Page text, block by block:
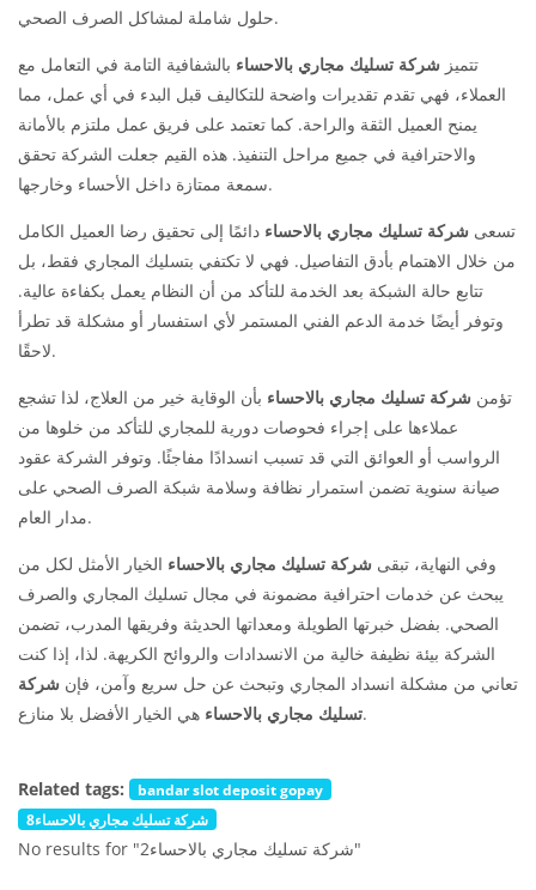
حلول شاملة لمشاكل الصرف الصحي.
تتميز شركة تسليك مجاري بالاحساء بالشفافية التامة في التعامل مع
العملاء، فهي تقدم تقديرات واضحة للتكاليف قبل البدء في أي عمل، مما
يمنح العميل الثقة والراحة. كما تعتمد على فريق عمل ملتزم بالأمانة
والاحترافية في جميع مراحل التنفيذ. هذه القيم جعلت الشركة تحقق
سمعة ممتازة داخل الأحساء وخارجها.
تسعى شركة تسليك مجاري بالاحساء دائمًا إلى تحقيق رضا العميل الكامل
من خلال الاهتمام بأدق التفاصيل. فهي لا تكتفي بتسليك المجاري فقط، بل
تتابع حالة الشبكة بعد الخدمة للتأكد من أن النظام يعمل بكفاءة عالية.
وتوفر أيضًا خدمة الدعم الفني المستمر لأي استفسار أو مشكلة قد تطرأ
لاحقًا.
تؤمن شركة تسليك مجاري بالاحساء بأن الوقاية خير من العلاج، لذا تشجع
عملاءها على إجراء فحوصات دورية للمجاري للتأكد من خلوها من
الرواسب أو العوائق التي قد تسبب انسدادًا مفاجئًا. وتوفر الشركة عقود
صيانة سنوية تضمن استمرار نظافة وسلامة شبكة الصرف الصحي على
مدار العام.
وفي النهاية، تبقى شركة تسليك مجاري بالاحساء الخيار الأمثل لكل من
يبحث عن خدمات احترافية مضمونة في مجال تسليك المجاري والصرف
الصحي. بفضل خبرتها الطويلة ومعداتها الحديثة وفريقها المدرب، تضمن
الشركة بيئة نظيفة خالية من الانسدادات والروائح الكريهة. لذا، إذا كنت
تعاني من مشكلة انسداد المجاري وتبحث عن حل سريع وآمن، فإن شركة
تسليك مجاري بالاحساءهي الخيار الأفضل بلا منازع.
Related tags:
bandar slot deposit gopay
شركة تسليك مجاري بالاحساء8
No results for "شركة تسليك مجاري بالاحساء2"